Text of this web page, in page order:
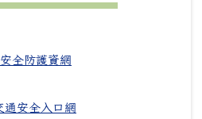
全防護資網
通安全入口網